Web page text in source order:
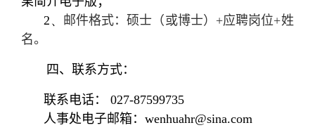
2、
邮件格式：硕士（或博士）+应聘岗位+姓
名。
四、联系方式：
联系电话： 027-87599735
人事处电子邮箱：wenhuahr@sina.com